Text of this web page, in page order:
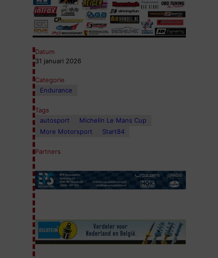
Datum
31 januari 2026
Categorie
Endurance
Tags
autosport
Michelin Le Mans Cup
More Motorsport
Start84
Partners